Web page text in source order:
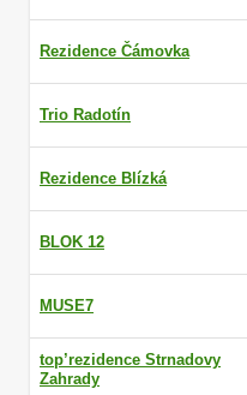
Rezidence Čámovka
Trio Radotín
Rezidence Blízká
BLOK 12
MUSE7
top’rezidence Strnadovy
Zahrady